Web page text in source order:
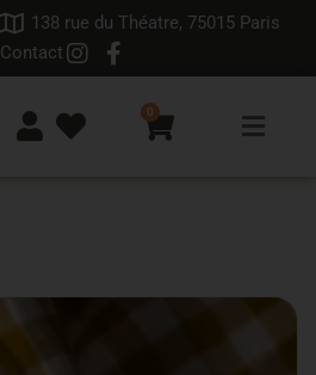
138 rue du Théatre, 75015 Paris
Contact
0